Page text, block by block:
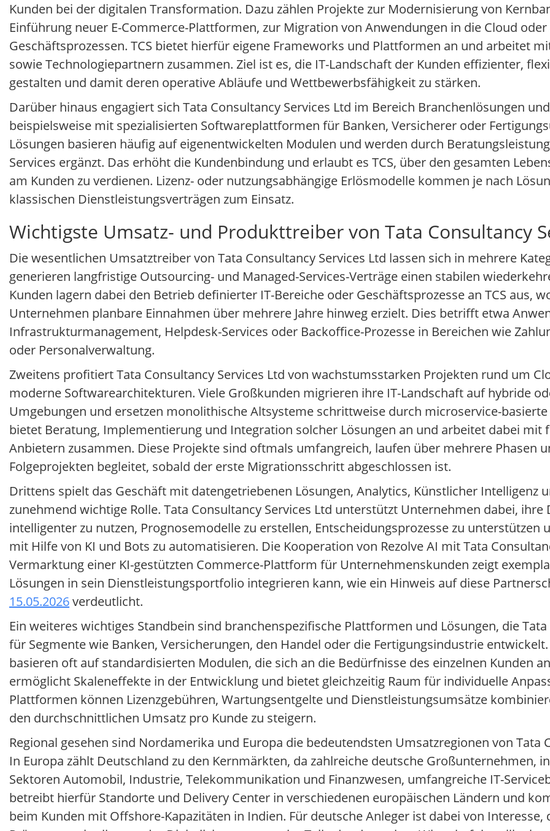
Kunden bei der digitalen Transformation. Dazu zählen Projekte zur Modernisierung von
Einführung neuer E-Commerce-Plattformen, zur Migration von Anwendungen in die Cloud
Geschäftsprozessen. TCS bietet hierfür eigene Frameworks und Plattformen an und arbeitet
sowie Technologiepartnern zusammen. Ziel ist es, die IT-Landschaft der Kunden effizienter,
gestalten und damit deren operative Abläufe und Wettbewerbsfähigkeit zu stärken.
Darüber hinaus engagiert sich Tata Consultancy Services Ltd im Bereich Branchenlösungen
beispielsweise mit spezialisierten Softwareplattformen für Banken, Versicherer oder
Lösungen basieren häufig auf eigenentwickelten Modulen und werden durch
Services ergänzt. Das erhöht die Kundenbindung und erlaubt es TCS, über den gesamten
am Kunden zu verdienen. Lizenz- oder nutzungsabhängige Erlösmodelle kommen je nach
klassischen Dienstleistungsverträgen zum Einsatz.
Wichtigste Umsatz- und Produkttreiber von Tata Consultancy
Die wesentlichen Umsatztreiber von Tata Consultancy Services Ltd lassen sich in mehrere
generieren langfristige Outsourcing- und Managed-Services-Verträge einen stabilen
Kunden lagern dabei den Betrieb definierter IT-Bereiche oder Geschäftsprozesse an TCS aus,
Unternehmen planbare Einnahmen über mehrere Jahre hinweg erzielt. Dies betrifft etwa
Infrastrukturmanagement, Helpdesk-Services oder Backoffice-Prozesse in Bereichen wie
oder Personalverwaltung.
Zweitens profitiert Tata Consultancy Services Ltd von wachstumsstarken Projekten rund um
moderne Softwarearchitekturen. Viele Großkunden migrieren ihre IT-Landschaft auf hybride
Umgebungen und ersetzen monolithische Altsysteme schrittweise durch microservice-basierte
bietet Beratung, Implementierung und Integration solcher Lösungen an und arbeitet dabei mit
Anbietern zusammen. Diese Projekte sind oftmals umfangreich, laufen über mehrere Phasen
Folgeprojekten begleitet, sobald der erste Migrationsschritt abgeschlossen ist.
Drittens spielt das Geschäft mit datengetriebenen Lösungen, Analytics, Künstlicher Intelligenz
zunehmend wichtige Rolle. Tata Consultancy Services Ltd unterstützt Unternehmen dabei, ihre
intelligenter zu nutzen, Prognosemodelle zu erstellen, Entscheidungsprozesse zu unterstützen
mit Hilfe von KI und Bots zu automatisieren. Die Kooperation von Rezolve AI mit Tata
Vermarktung einer KI-gestützten Commerce-Plattform für Unternehmenskunden zeigt
Lösungen in sein Dienstleistungsportfolio integrieren kann, wie ein Hinweis auf diese
15.05.2026verdeutlicht.
Ein weiteres wichtiges Standbein sind branchenspezifische Plattformen und Lösungen, die
für Segmente wie Banken, Versicherungen, den Handel oder die Fertigungsindustrie
basieren oft auf standardisierten Modulen, die sich an die Bedürfnisse des einzelnen Kunden
ermöglicht Skaleneffekte in der Entwicklung und bietet gleichzeitig Raum für individuelle
Plattformen können Lizenzgebühren, Wartungsentgelte und Dienstleistungsumsätze
den durchschnittlichen Umsatz pro Kunde zu steigern.
Regional gesehen sind Nordamerika und Europa die bedeutendsten Umsatzregionen von Tata
In Europa zählt Deutschland zu den Kernmärkten, da zahlreiche deutsche Großunternehmen,
Sektoren Automobil, Industrie, Telekommunikation und Finanzwesen, umfangreiche IT-
betreibt hierfür Standorte und Delivery Center in verschiedenen europäischen Ländern und
beim Kunden mit Offshore-Kapazitäten in Indien. Für deutsche Anleger ist dabei von Interesse,